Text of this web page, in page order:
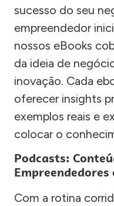
sucesso do seu
empreendedor
nossos eBooks
da ideia de
inovação. Cada
oferecer insights
exemplos reais e
colocar o
Podcasts:
Com a rotina